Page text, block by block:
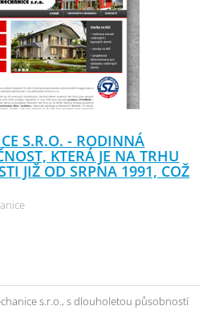
S.R.O. - RODINNÁ
KTERÁ JE NA TRHU
JIŽ OD SRPNA 1991, COŽ
s.r.o., s dlouholetou působností